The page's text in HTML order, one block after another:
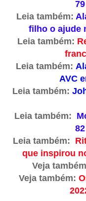
Leia também:
filho o ajude
Leia também:
Leia também:
AVC
Leia também:
Leia também:
Leia também:
que inspirou
Veja
Veja também: